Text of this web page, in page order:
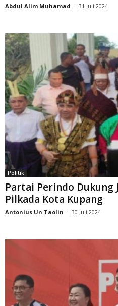
Abdul Alim Muhamad - 31 Juli 2024
Politik
Partai Perindo Dukung
Pilkada Kota Kupang
Antonius Un Taolin - 30 Juli 2024